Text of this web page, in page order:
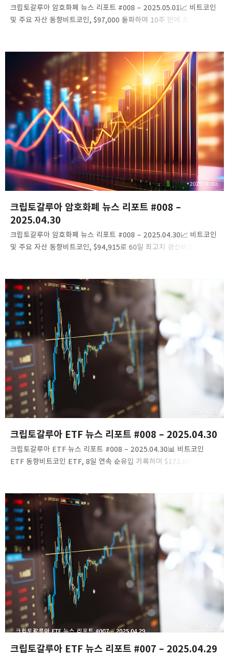
크립토갈루아 암호화폐 뉴스 리포트 #008 – 2025.05.01​📈 비트코인
및 주요 자산 동향비트코인, $97,000 돌파하며 10주 만에 최고치
발언과 미국 경제 지표 부진에 따른 위험 회피 심리 강화에 기인한
것으로 분석됩니다.링크: CoinDesk Japan게시일시: 2025.05.01​
스트라테지, 비트코인 투자 확대 위해 자금 조달 계획 2배
증가비트코인에 적극 투자하는 미국의 스트라테지는 자금 조달 계획을
기존 6조 원에서 12조 원으로 두 배 확대했습니다. 이는 비트코인 가격
상승과 함께 기업의 투자 전략 강화 움직임으로 해석됩니다.링크:
Bloo..
크립토갈루아 암호화폐 뉴스 리포트 #008 –
2025.04.30
2025. 4. 30.
크립토갈루아 암호화폐 뉴스 리포트 #008 – 2025.04.30​📈 비트코인
및 주요 자산 동향비트코인, $94,915로 60일 최고치 경신비트코인
투자자들의 관심 증가가 주요 원인으로 분석됩니다. ​Blockchain
News비트코인 ETF, 8일 연속 순유입 기록하며 $172.8M 유입4월
29일, 미국 비트코인 현물 ETF는 총 $172.8M의 순유입을 기록하며
8일 연속 자금 유입세를 이어갔습니다. 특히 BlackRock의 IBIT는
$216.7M의 순유입으로 시장을 주도했습니다. ​Blockchain News🧠
시장 분석 및 매크로 인사이트..
크립토갈루아 ETF 뉴스 리포트 #008 – 2025.04.30
2025. 4. 30.
크립토갈루아 ETF 뉴스 리포트 #008 – 2025.04.30​📊 비트코인
ETF 동향비트코인 ETF, 8일 연속 순유입 기록하며 $172.8M 유입4월
$216.7M의 순유입으로 시장을 주도했습니다.링크:
Blockchain.News 기사 보기게시일시: 2025.04.30​BlackRock의
IBIT, 누적 순유입 $4.5B 돌파BlackRock의 iShares Bitcoin
Trust ETF(IBIT)는 4월 22일 이후 누적 순유입이 $4.5B를
돌파하며, 비트코인 ETF 시장에서 강력한 입지를 확보하고 있습니다.
링크: CoinDesk 기사 보기게..
크립토갈루아 ETF 뉴스 리포트 #007 – 2025.04.29
2025. 4. 30.